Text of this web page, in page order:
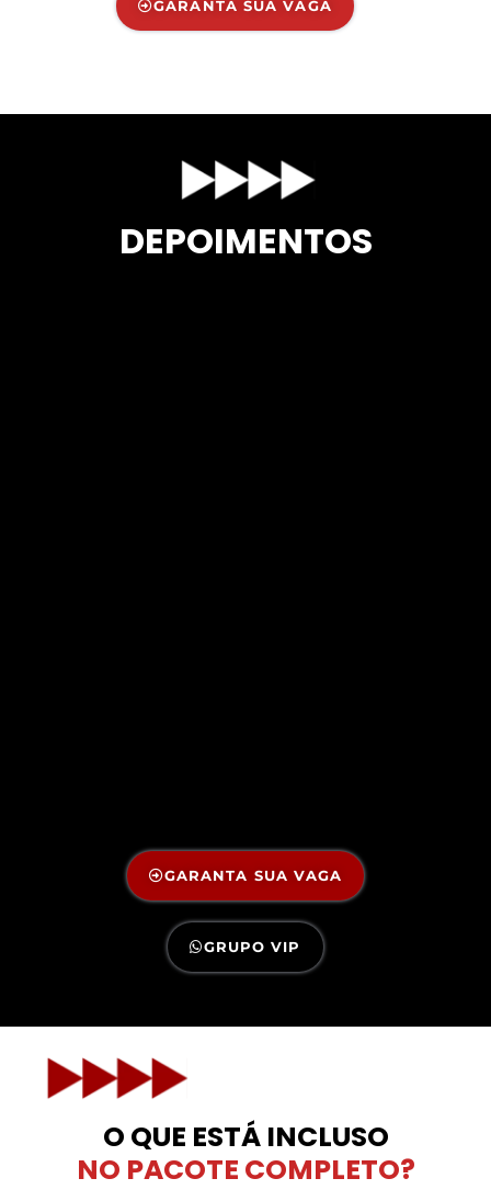
GARANTA SUA VAGA
DEPOIMENTOS
GARANTA SUA VAGA
GRUPO VIP
O QUE ESTÁ INCLUSO
NO PACOTE COMPLETO?